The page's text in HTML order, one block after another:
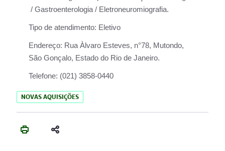
/ Gastroenterologia / Eletroneuromiografia.
Tipo de atendimento: Eletivo
Endereço: Rua Àlvaro Esteves, n°78, Mutondo,
São Gonçalo, Estado do Rio de Janeiro.
Telefone: (021) 3858-0440
NOVAS AQUISIÇÕES